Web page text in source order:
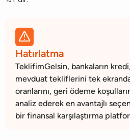

Hatırlatma
TeklifimGelsin, bankaların
mevduat tekliflerini tek
oranlarını, geri ödeme
analiz ederek en avantajlı
bir finansal karşılaştırma